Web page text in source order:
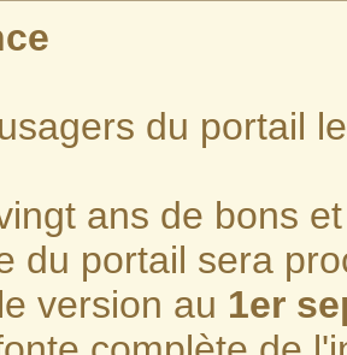
du portail
ans de bons
du portail sera
version au 1er